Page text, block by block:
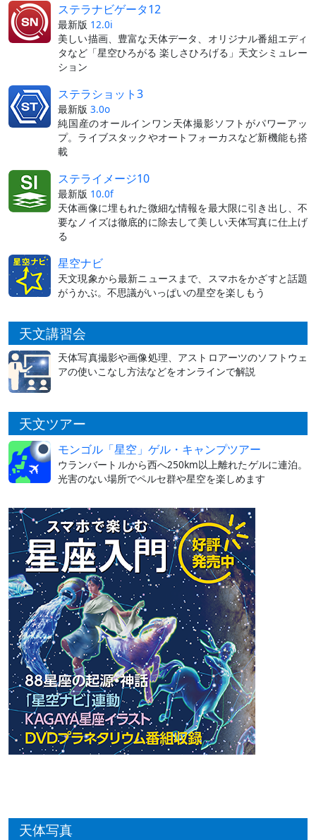
ステラナビゲータ12
最新版 12.0i
美しい描画、豊富な天体データ、オリジナル番組エディ
タなど「星空ひろがる 楽しさひろげる」天文シミュレー
ション
ステラショット3
最新版 3.0o
純国産のオールインワン天体撮影ソフトがパワーアッ
プ。ライブスタックやオートフォーカスなど新機能も搭
載
ステライメージ10
最新版 10.0f
天体画像に埋もれた微細な情報を最大限に引き出し、不
要なノイズは徹底的に除去して美しい天体写真に仕上げ
る
星空ナビ
天文現象から最新ニュースまで、スマホをかざすと話題
がうかぶ。不思議がいっぱいの星空を楽しもう
天文講習会
天体写真撮影や画像処理、アストロアーツのソフトウェ
アの使いこなし方法などをオンラインで解説
天文ツアー
モンゴル「星空」ゲル・キャンプツアー
ウランバートルから西へ250km以上離れたゲルに連泊。
光害のない場所でペルセ群や星空を楽しめます
天体写真